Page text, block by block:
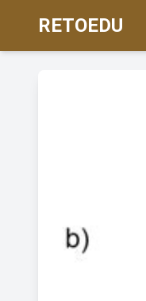
RETOEDU